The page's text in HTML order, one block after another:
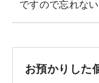
ですので忘れな
お預かりした